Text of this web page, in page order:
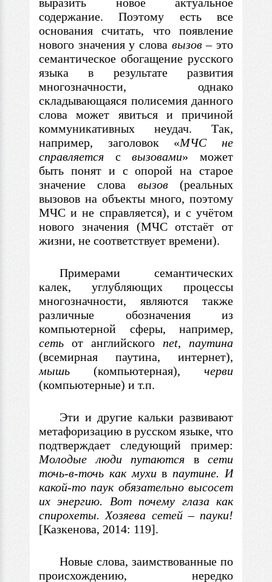
содержание. Поэтому есть все
основания считать, что появление
нового значения у слова вызов–это
семантическое обогащение русского
языка в результате развития
многозначности, однако
складывающаяся полисемия данного
слова может явиться и причиной
коммуникативных неудач. Так,
например, заголовок «МЧС не
справляется свызовами» может
быть понят и c опорой на старое
значение слова вызов(реальных
вызовов на объекты много, поэтому
МЧС и не справляется), исучётом
нового значения (МЧС отстаёт от
жизни, не соответствует времени).
Примерами семантических
калек, углубляющих процессы
многозначности, являются также
различные обозначения из
компьютерной сферы, например,
сеть от английского net, паутина
(всемирная паутина, интернет),
мышь (компьютерная), черви
(компьютерные) и т.п.
Эти и другие кальки развивают
метафоризацию в русском языке, что
подтверждает следующий пример:
Молодые люди путаются в сети
точь-в-точь как мухи в паутине. И
какой-то паук обязательно высосет
их энергию. Вот почему глаза как
спирохеты. Хозяева сетей–пауки!
[Казкенова, 2014: 119].
Новые слова, заимствованные по
происхождению, нередко